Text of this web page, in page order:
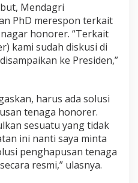
Mendagri
PhD merespon terkait
honorer. “Terkait
kami sudah diskusi di
ke Presiden,”
harus ada solusi
tenaga honorer.
sesuatu yang tidak
ini nanti saya minta
penghapusan tenaga
resmi,” ulasnya.